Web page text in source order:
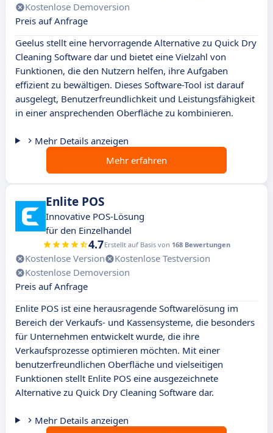
Kostenlose Demoversion
Preis auf Anfrage
Geelus stellt eine hervorragende Alternative zu Quick Dry
Cleaning Software dar und bietet eine Vielzahl von
Funktionen, die den Nutzern helfen, ihre Aufgaben
effizient zu bewältigen. Dieses Software-Tool ist darauf
ausgelegt, Benutzerfreundlichkeit und Leistungsfähigkeit
in einer ansprechenden Oberfläche zu kombinieren.
Mehr Details anzeigen
Mehr erfahren
Enlite POS
Innovative POS-Lösung
für den Einzelhandel
4.7Erstellt auf Basis von 168 Bewertungen
Kostenlose Version
Kostenlose Testversion
Kostenlose Demoversion
Preis auf Anfrage
Enlite POS ist eine herausragende Softwarelösung im
Bereich der Verkaufs- und Kassensysteme, die besonders
für Unternehmen entwickelt wurde, die ihre
Verkaufsprozesse optimieren möchten. Mit einer
benutzerfreundlichen Oberfläche und vielseitigen
Funktionen stellt Enlite POS eine ausgezeichnete
Alternative zu Quick Dry Cleaning Software dar.
Mehr Details anzeigen